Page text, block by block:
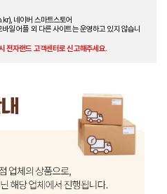
네이버 스마트스토어
일 어플 외 다른 사이트는 운영하고 있지 않습니
전자랜드 고객센터로 신고해주세요.